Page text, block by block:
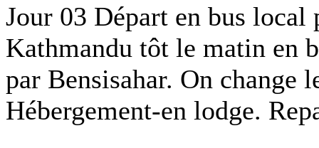
Jour 03 Départ en bus
Kathmandu tôt le matin en
par Bensisahar. On change
Hébergement-en lodge.